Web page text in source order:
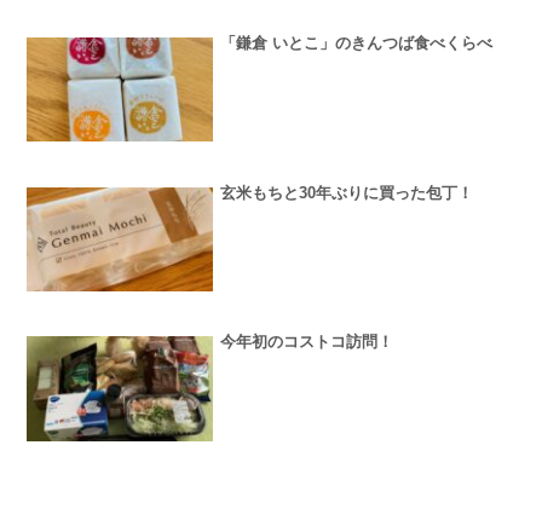
「鎌倉 いとこ」のきんつば食べくらべ
玄米もちと30年ぶりに買った包丁！
今年初のコストコ訪問！